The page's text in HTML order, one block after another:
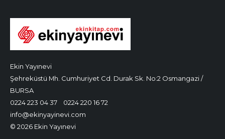
Ekin Yayınevi
Şehreküstü Mh. Cumhuriyet Cd. Durak Sk. No:2 Osmangazi /
BURSA
0224 223 04 37
0224 220 16 72
info@ekinyayinevi.com
© 2026 Ekin Yayınevi